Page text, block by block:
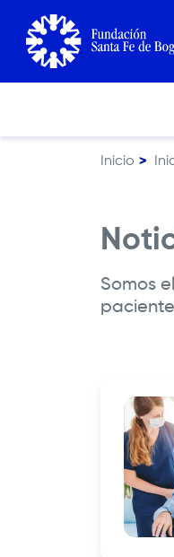
contenido
Inicio
Somos